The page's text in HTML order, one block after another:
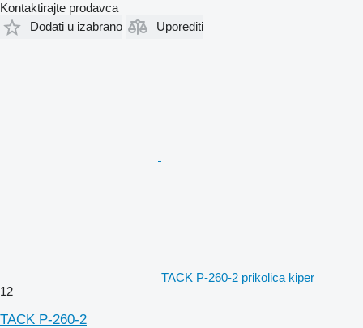
Kontaktirajte prodavca
Dodati u izabrano
Uporediti
TACK P-260-2 prikolica kiper
12
TACK P-260-2